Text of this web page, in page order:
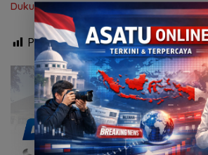
Dukung Siswa Kembangkan Potensi
Post Views:601